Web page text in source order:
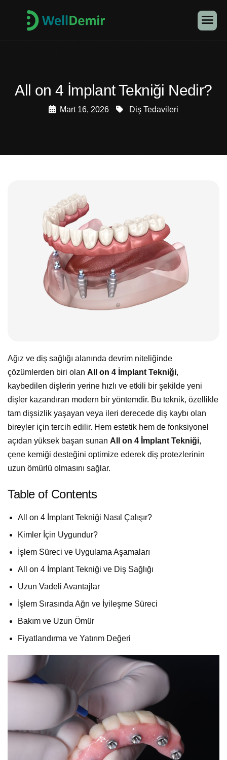
All on 4 İmplant Tekniği Nedir?
Mart 16, 2026 Diş Tedavileri
Ağız ve diş sağlığı alanında devrim niteliğinde
çözümlerden biri olan All on 4 İmplant Tekniği,
kaybedilen dişlerin yerine hızlı ve etkili bir şekilde yeni
dişler kazandıran modern bir yöntemdir. Bu teknik, özellikle
tam dişsizlik yaşayan veya ileri derecede diş kaybı olan
bireyler için tercih edilir. Hem estetik hem de fonksiyonel
açıdan yüksek başarı sunan All on 4 İmplant Tekniği,
çene kemiği desteğini optimize ederek diş protezlerinin
uzun ömürlü olmasını sağlar.
Table of Contents
All on 4 İmplant Tekniği Nasıl Çalışır?
Kimler İçin Uygundur?
İşlem Süreci ve Uygulama Aşamaları
All on 4 İmplant Tekniği ve Diş Sağlığı
Uzun Vadeli Avantajlar
İşlem Sırasında Ağrı ve İyileşme Süreci
Bakım ve Uzun Ömür
Fiyatlandırma ve Yatırım Değeri